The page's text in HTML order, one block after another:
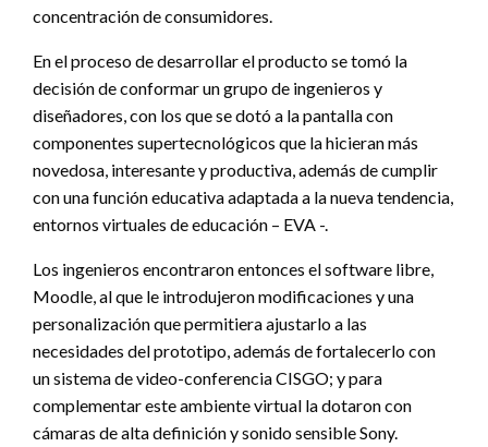
concentración de consumidores.
En el proceso de desarrollar el producto se tomó la
decisión de conformar un grupo de ingenieros y
diseñadores, con los que se dotó a la pantalla con
componentes supertecnológicos que la hicieran más
novedosa, interesante y productiva, además de cumplir
con una función educativa adaptada a la nueva tendencia,
entornos virtuales de educación – EVA -.
Los ingenieros encontraron entonces el software libre,
Moodle, al que le introdujeron modificaciones y una
personalización que permitiera ajustarlo a las
necesidades del prototipo, además de fortalecerlo con
un sistema de video-conferencia CISGO; y para
complementar este ambiente virtual la dotaron con
cámaras de alta definición y sonido sensible Sony.